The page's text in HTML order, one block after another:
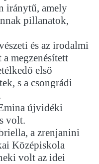
iránytű, amely
pillanatok,
és az irodalmi
megzenésített
első
s a csongrádi
újvidéki
volt.
a zrenjanini
Középiskola
volt az idei